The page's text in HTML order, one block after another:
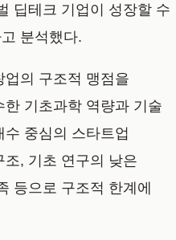
딥테크 기업이 성장할 수
분석했다.
의 구조적 맹점을
기초과학 역량과 기술
중심의 스타트업
, 기초 연구의 낮은
등으로 구조적 한계에